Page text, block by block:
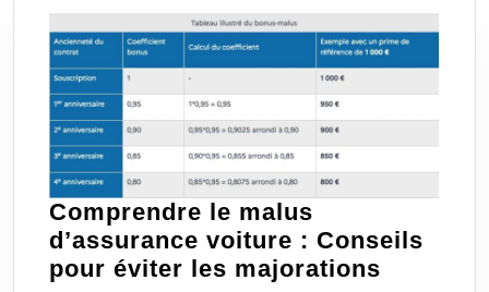
Comprendre le malus
d’assurance voiture : Conseils
pour éviter les majorations